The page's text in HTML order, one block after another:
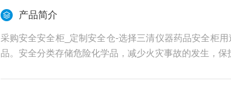
产品简介
采购安全安全柜_定制安全仓-选择三清仪器药品安全柜
品。安全分类存储危险化学品，减少火灾事故的发生，保